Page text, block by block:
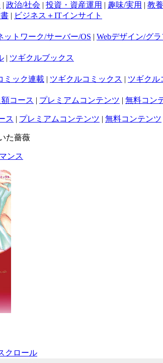
| 政治/社会 | 投資・資産運用 | 趣味/実用 | 教
| ビジネス＋ITインサイト
ットワーク/サーバー/OS | Webデザイン/グ
| ツギクルブックス
ミック連載 | ツギクルコミックス | ツギクル
額コース | プレミアムコンテンツ | 無料コン
ス | プレミアムコンテンツ | 無料コンテンツ
た薔薇
クロール